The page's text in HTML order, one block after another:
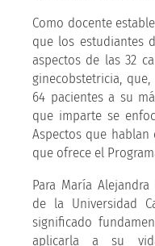
Como docente
que los estudiantes
aspectos de las 32
ginecobstetricia,
64 pacientes a su
que imparte se
Aspectos que
que ofrece el
Para María
de la Universidad
significado
aplicarla a su